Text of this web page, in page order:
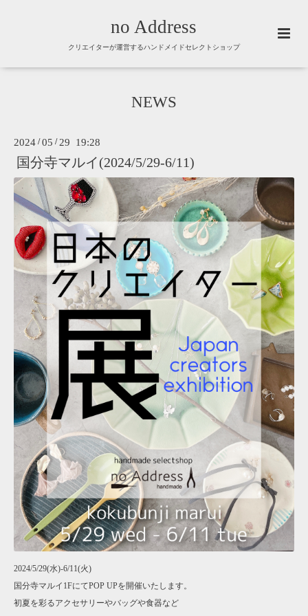
no Address
クリエイターが運営するハンドメイドセレクトショップ
NEWS
2024 /05 / 29 19:28
国分寺マルイ(2024/5/29-6/11)
2024/5/29(水)-6/11(火)
国分寺マルイ1FにてPOP UPを開催いたします。
初夏を彩るアクセサリーやバッグや食器など